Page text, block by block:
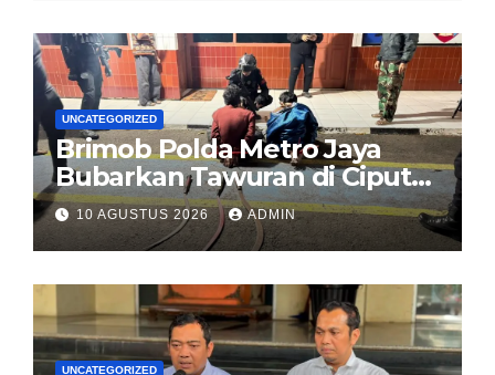
UNCATEGORIZED
Brimob Polda Metro Jaya
Bubarkan Tawuran di Ciputat
Timur, 2 Pemuda dan 3
Celurit Diamankan
10 AGUSTUS 2026 ADMIN
UNCATEGORIZED